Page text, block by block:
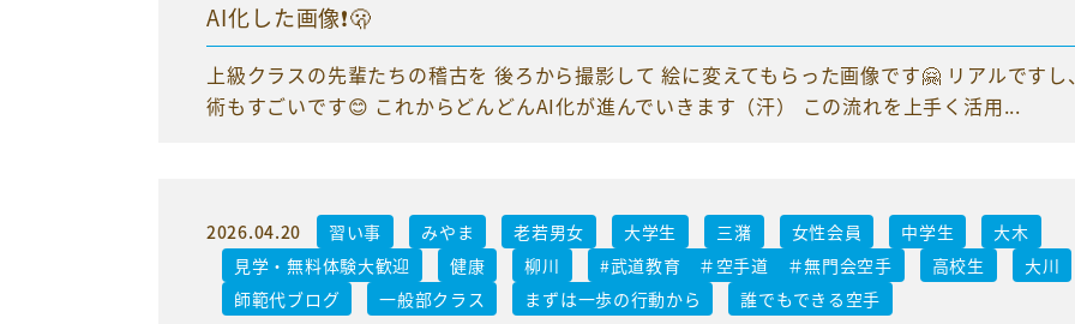
AI化した画像❗️🫢
上級クラスの先輩たちの稽古を 後ろから撮影して 絵に変えてもらった画像です🤗 リアルですし
術もすごいです😊 これからどんどんAI化が進んでいきます（汗） この流れを上手く活用...
2026.04.20 習い事 みやま 老若男女 大学生 三潴 女性会員 中学生
大木
見学・無料体験大歓迎
健康 柳川 #武道教育 ＃空手道 ＃無門会空手 高校生
大川
師範代ブログ
一般部クラス まずは一歩の行動から 誰でもできる空手